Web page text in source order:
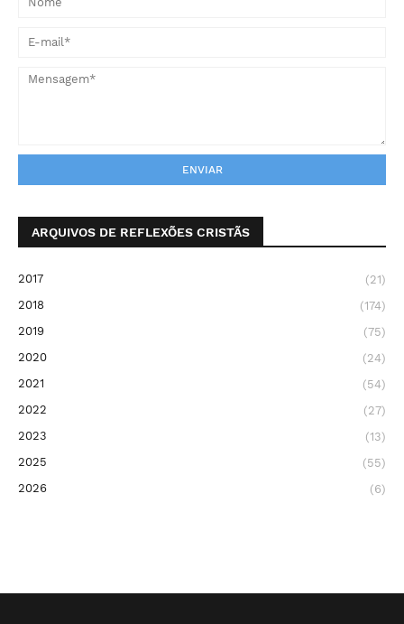
ARQUIVOS DE REFLEXÕES CRISTÃS
2017
(21)
2018
(174)
2019
(75)
2020
(24)
2021
(54)
2022
(27)
2023
(13)
2025
(55)
2026
(6)